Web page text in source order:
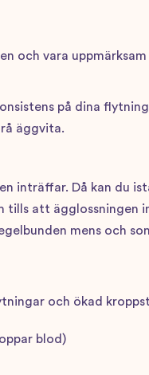
och vara
på dina
äggvita.
inträffar. Då kan du
tills att
mens och
och ökad
blod)